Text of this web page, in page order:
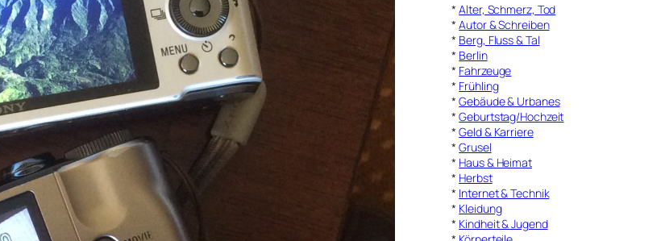
*Alter, Schmerz, Tod
*Autor & Schreiben
* Berg, Fluss & Tal
* Berlin
* Fahrzeuge
* Frühling
*Gebäude & Urbanes
*Geburtstag/Hochzeit
*Geld & Karriere
*Grusel
* Haus & Heimat
* Herbst
* Internet & Technik
* Kleidung
* Kindheit & Jugend